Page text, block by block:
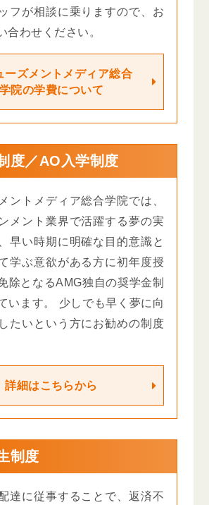
フが相談に乗りますので、お
合わせください。
ーズメントメディア総合
学院の学費について
度／AO入学制度
ントメディア総合学院では、
メント業界で活躍する夢の実
早い時期に明確な目的意識と
学ぶ意欲がある方に初年度授
除となるAMG独自の奨学金制
います。 少しでも早く夢に向
たいという方にお勧めの制度
詳細はこちらから
制度
達に従事することで、返済不